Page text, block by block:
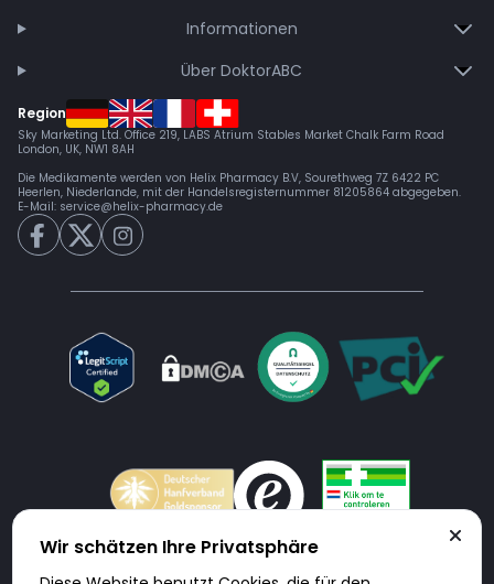
Informationen
Über DoktorABC
Region
Sky Marketing Ltd. Office 219, LABS Atrium Stables Market Chalk Farm Road
London, UK, NW1 8AH
Die Medikamente werden von Helix Pharmacy B.V, Sourethweg 7Z 6422 PC
Heerlen, Niederlande, mit der Handelsregisternummer 81205864 abgegeben.
E-Mail: service@helix-pharmacy.de
Wir schätzen Ihre Privatsphäre